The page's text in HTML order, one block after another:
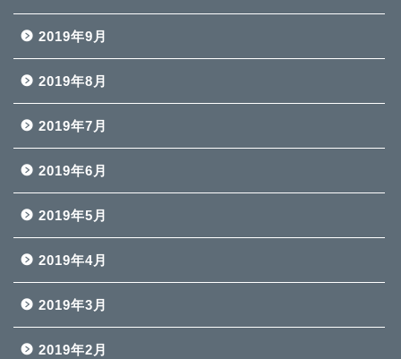
2019年9月
2019年8月
2019年7月
2019年6月
2019年5月
2019年4月
2019年3月
2019年2月